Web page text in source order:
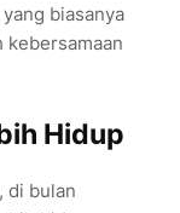
biasanya
kebersamaan
Hidup
di bulan